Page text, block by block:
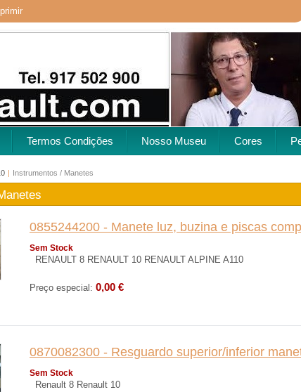
Termos Condições Nosso Museu Cores
| Instrumentos / Manetes
0855244200 - Manete luz, buzina e piscas
Sem Stock
RENAULT 8 RENAULT 10 RENAULT ALPINE A110
Preço especial: 0,00 €
0870082300 - Resguardo superior/inferior
Sem Stock
Renault 8 Renault 10